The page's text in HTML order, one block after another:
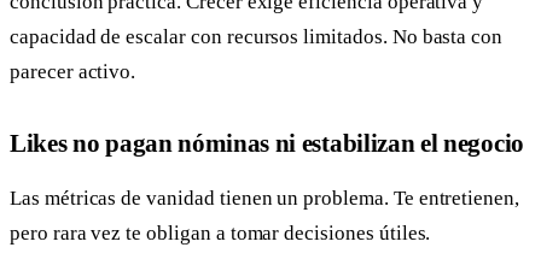
capacidad de escalar con recursos limitados. No basta con
parecer activo.
Likes no pagan nóminas ni estabilizan el negocio
Las métricas de vanidad tienen un problema. Te entretienen,
pero rara vez te obligan a tomar decisiones útiles.